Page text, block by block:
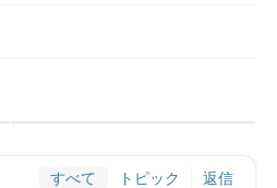
すべて トピック 返信